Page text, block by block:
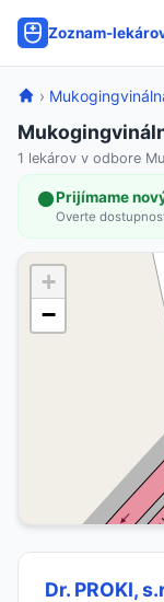
Zoznam-
›
1 lekárov v odbore
Prijímame
Overte
+
−
Dr. PROKI,